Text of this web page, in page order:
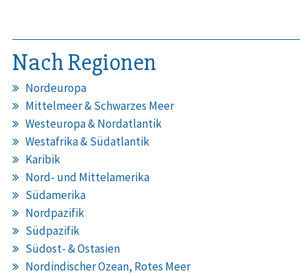
Nach Regionen
Nordeuropa
Mittelmeer & Schwarzes Meer
Westeuropa & Nordatlantik
Westafrika & Südatlantik
Karibik
Nord- und Mittelamerika
Südamerika
Nordpazifik
Südpazifik
Südost- & Ostasien
Nordindischer Ozean, Rotes Meer